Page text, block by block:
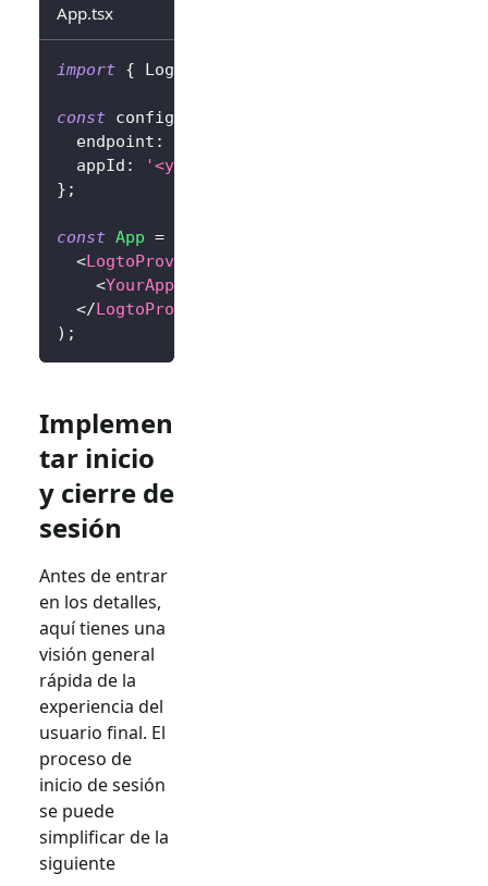
App.tsx
import { LogtoProvider
const config
  endpoint
:
  appId
: '<your-application-id>'
} ;
const App =
<LogtoProvider
<YourAppContent
</LogtoProvider
) ;
Implemen
tar inicio
y cierre de
sesión
Antes de entrar
en los detalles,
aquí tienes una
visión general
rápida de la
experiencia del
usuario final. El
proceso de
inicio de sesión
se puede
simplificar de la
siguiente